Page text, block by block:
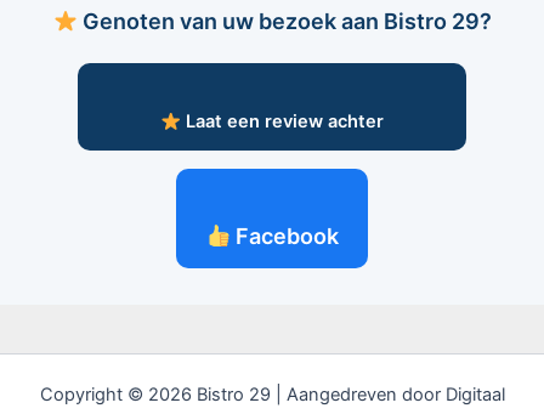
Genoten van uw bezoek aan Bistro 29?
Laat een review achter
Facebook
Copyright © 2026 Bistro 29 | Aangedreven door Digitaal